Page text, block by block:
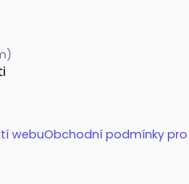
)
webuObchodní podmínky